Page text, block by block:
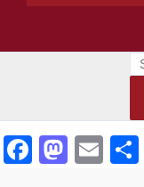
F
M E